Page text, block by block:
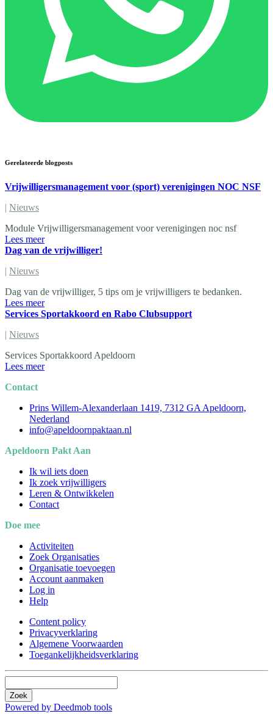
Gerelateerde blogposts
Vrijwilligersmanagement voor (sport) verenigingen NOC NSF
| Nieuws
Module Vrijwilligersmanagement voor verenigingen noc nsf
Lees meer
Dag van de vrijwilliger!
| Nieuws
Dag van de vrijwilliger, 5 tips om je vrijwilligers te bedanken.
Lees meer
Services Sportakkoord en Rabo Clubsupport
| Nieuws
Services Sportakkoord Apeldoorn
Lees meer
Contact
Prins Willem-Alexanderlaan 1419, 7312 GA Apeldoorn,
Nederland
info@apeldoornpaktaan.nl
Apeldoorn Pakt Aan
Ik wil iets doen
Ik zoek vrijwilligers
Leren & Ontwikkelen
Contact
Doe mee
Activiteiten
Zoek Organisaties
Organisatie toevoegen
Account aanmaken
Log in
Help
Content policy
Privacyverklaring
Algemene Voorwaarden
Toegankelijkheidsverklaring
Zoek
Powered by Deedmob tools